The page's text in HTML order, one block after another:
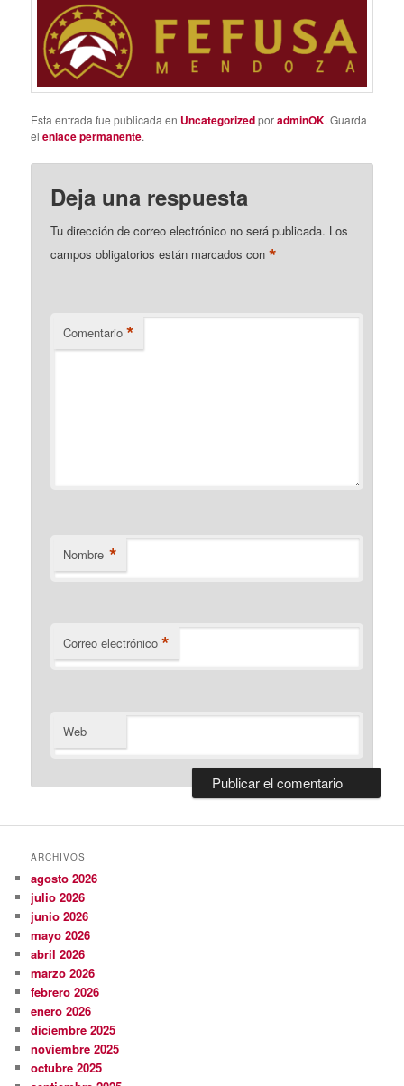
Esta entrada fue publicada en UncategorizedporadminOK. Guarda
elenlace permanente.
Deja una respuesta
Tu dirección de correo electrónico no será publicada. Los
campos obligatorios están marcados con*
Comentario *
Nombre *
Correo electrónico *
Web
ARCHIVOS
agosto 2026
julio 2026
junio 2026
mayo 2026
abril 2026
marzo 2026
febrero 2026
enero 2026
diciembre 2025
noviembre 2025
octubre 2025